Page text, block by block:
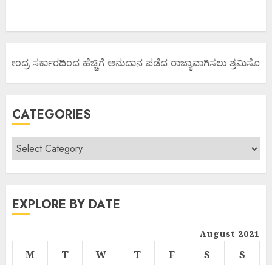
ಸರ್ಕಾರದಿಂದ ಹೆಚ್ಚಿಗೆ ಅನುದಾನ ಪಡೆದ ರಾಜ್ಯಾವಾಗಿಸಲು ಶ್ರಮಿಸೋಣ
CATEGORIES
EXPLORE BY DATE
August 2021
M T W T F S
S